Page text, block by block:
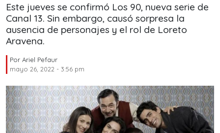
Este jueves se confirmó Los 90, nueva serie de
Canal 13. Sin embargo, causó sorpresa la
ausencia de personajes y el rol de Loreto
Aravena.
Por Ariel Pefaur
mayo 26, 2022 - 3:56 pm